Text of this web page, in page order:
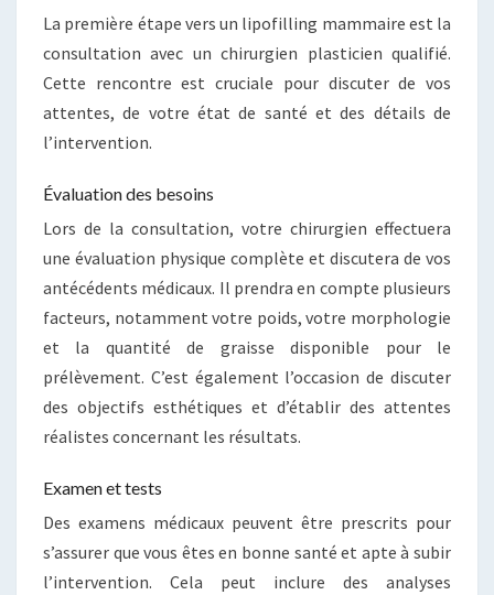
La première étape vers un lipofilling mammaire est la
consultation avec un chirurgien plasticien qualifié.
Cette rencontre est cruciale pour discuter de vos
attentes, de votre état de santé et des détails de
l’intervention.
Évaluation des besoins
Lors de la consultation, votre chirurgien effectuera
une évaluation physique complète et discutera de vos
antécédents médicaux. Il prendra en compte plusieurs
facteurs, notamment votre poids, votre morphologie
et la quantité de graisse disponible pour le
prélèvement. C’est également l’occasion de discuter
des objectifs esthétiques et d’établir des attentes
réalistes concernant les résultats.
Examen et tests
Des examens médicaux peuvent être prescrits pour
s’assurer que vous êtes en bonne santé et apte à subir
l’intervention. Cela peut inclure des analyses